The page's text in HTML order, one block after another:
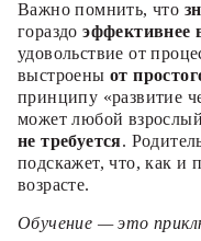
Важно помнить, что
гораздоэффективнее
удовольствие от
выстроеныот
принципу «развитие
может любой
не требуется.
подскажет, что, как и
возрасте.
Обучение — это